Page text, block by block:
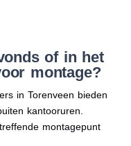
of in het
montage?
in Torenveen bieden
kantooruren.
montagepunt